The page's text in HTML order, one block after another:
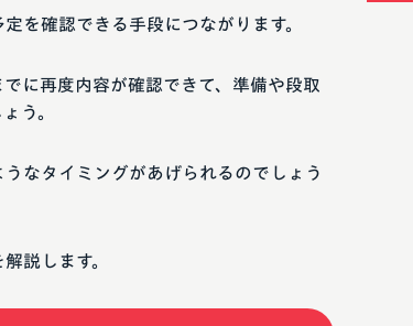
説します。
なタイミングがあげられるのでしょう
に再度内容が確認できて、準備や段取
う。
を確認できる手段につながります。